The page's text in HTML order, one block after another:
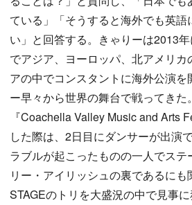
ている」「そうすると海外でも英語
い」と回答する。きゃりーは2013
でアジア、ヨーロッパ、北アメリカ
アの中でコンスタントに海外公演を
ー早々から世界の舞台で戦ってき
『Coachella Valley Music and Arts
した際は、2日目にダンサーが出演
ラブルが起こったものの一人でス
リー・アイリッシュの裏であるにも
STAGEのトリを大盛況の中で見事